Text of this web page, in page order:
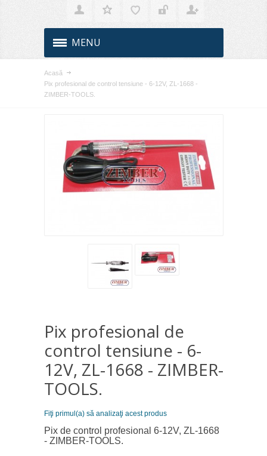
MENU
Acasă
Pix profesional de control tensiune - 6-12V, ZL-1668 -
ZIMBER-TOOLS.
Pix profesional de
control tensiune - 6-
12V, ZL-1668 - ZIMBER-
TOOLS.
Fiţi primul(a) să analizaţi acest produs
Pix de control profesional 6-12V, ZL-1668
- ZIMBER-TOOLS.